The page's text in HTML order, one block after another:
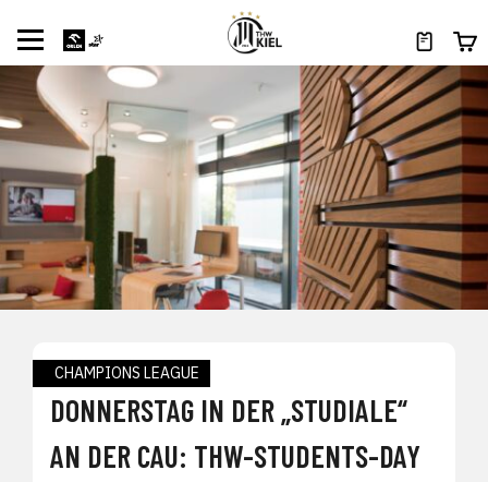
CHAMPIONS LEAGUE
DONNERSTAG IN DER „STUDIALE“
AN DER CAU: THW-STUDENTS-DAY